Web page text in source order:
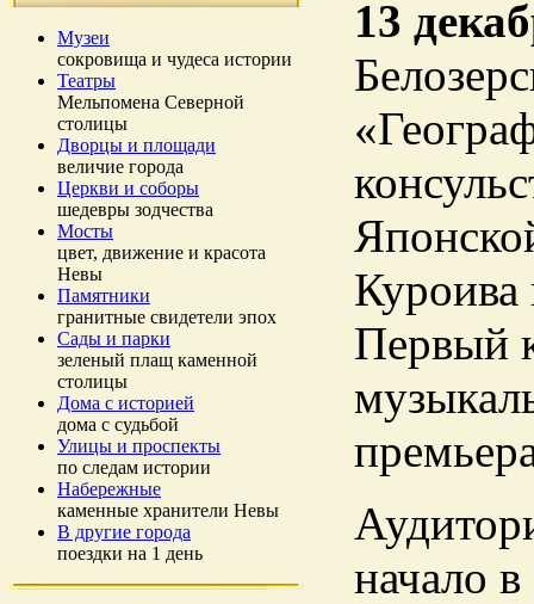
Музеи
сокровища и чудеса истории
Театры
Мельпомена Северной
столицы
Дворцы и площади
величие города
Церкви и соборы
шедевры зодчества
Мосты
цвет, движение и красота
Невы
Памятники
гранитные свидетели эпох
Сады и парки
зеленый плащ каменной
столицы
Дома с историей
дома с судьбой
Улицы и проспекты
по следам истории
Набережные
каменные хранители Невы
В другие города
поездки на 1 день
13
Куроива
Первый
начало